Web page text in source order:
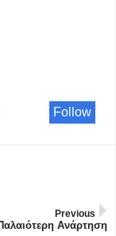
Follow
Previous
Ανάρτηση